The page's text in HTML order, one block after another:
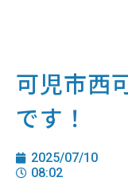
可児市西
です！
2025/07/10
08:02